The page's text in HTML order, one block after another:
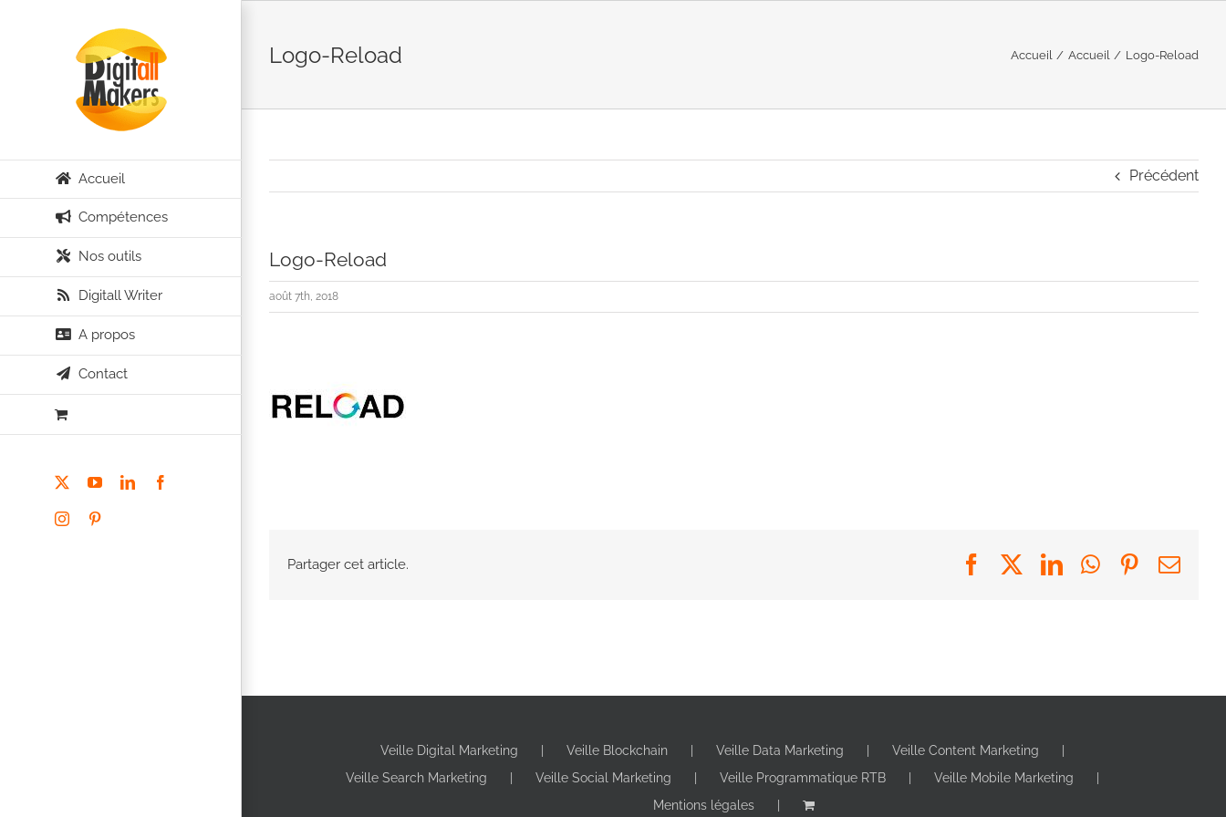
Accueil
Compétences
Nos outils
Digitall Writer
A propos
Contact
YouTubeLinkedIn
Instagram
Logo-Reload Accueil Accueil Logo-Reload
Précédent
Logo-Reload
août 7th, 2018
Partager cet article. FacebookLinkedInWhatsApp
Pinterest
Veille Digital Marketing Veille Blockchain Veille Data Marketing
Veille Content Marketing
Veille Search Marketing
Veille Social Marketing Veille Programmatique RTB
Veille Mobile Marketing
Mentions légales